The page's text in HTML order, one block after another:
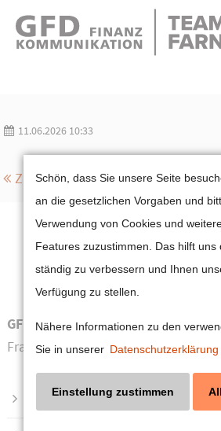
Direkt zum Hauptinhalt springen
Login
Anmelden
Register Lost your password?
Support
Lorem ipsum dolor sit amet:
11.06.2026 10:33
Zurück
GFD Gesellschaft für
Frankfurt | München
Impressum
Cookie-
Schön, dass Sie unsere Seite
an die gesetzlichen Vorgaben und
Verwendung von Cookies und
Features zuzustimmen. Das hilft uns
ständig zu verbessern und Ihnen
Verfügung zu stellen.
Nähere Informationen zu den
Sie in unserer Datenschutzerklärung
Einstellung zustimmen